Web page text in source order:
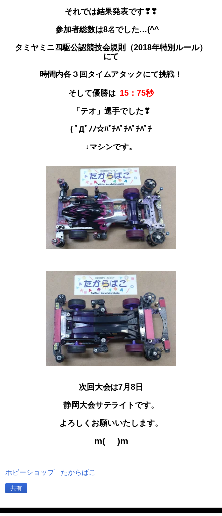
それでは結果発表です❣❣
参加者総数は8名でした…(^^ゞ
タミヤミニ四駆公認競技会規則（2018年特別ルール）
にて
時間内各３回タイムアタックにて挑戦！
そして優勝は 15：75秒
「テオ」選手でした❣
( ﾟДﾟﾉﾉ☆ﾊﾟﾁﾊﾟﾁﾊﾟﾁﾊﾟﾁ
↓マシンです。
次回大会は7月8日
静岡大会サテライトです。
よろしくお願いいたします。
m(_ _)m
ホビーショップ たからばこ
共有